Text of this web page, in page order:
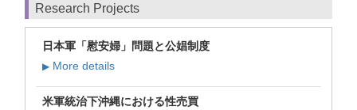
Research Projects
日本軍「慰安婦」問題と公娼制度
▶ More details
米軍統治下沖縄における性売買